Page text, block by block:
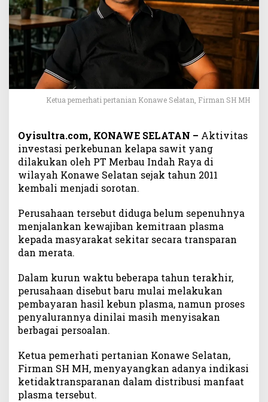
a
D
t
T
k
a
i
t
K
e
w
a
j
i
n
P
l
a
a
S
a
w
Ketua pemerhati pertanian Konawe Selatan, Firman SH MH
Oyisultra.com, KONAWE SELATAN – Aktivitas
investasi perkebunan kelapa sawit yang
dilakukan oleh PT Merbau Indah Raya di
wilayah Konawe Selatan sejak tahun 2011
kembali menjadi sorotan.
Perusahaan tersebut diduga belum sepenuhnya
menjalankan kewajiban kemitraan plasma
kepada masyarakat sekitar secara transparan
dan merata.
Dalam kurun waktu beberapa tahun terakhir,
perusahaan disebut baru mulai melakukan
pembayaran hasil kebun plasma, namun proses
penyalurannya dinilai masih menyisakan
berbagai persoalan.
Ketua pemerhati pertanian Konawe Selatan,
Firman SH MH, menyayangkan adanya indikasi
ketidaktransparanan dalam distribusi manfaat
plasma tersebut.